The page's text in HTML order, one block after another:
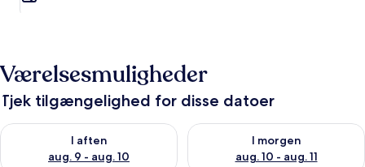
Værelsesmuligheder
Tjek tilgængelighed for disse datoer
I aften
aug. 9 - aug. 10
Tjek tilgængelighed for i aften aug. 9 - aug. 10
I morgen
aug. 10 - aug. 11
Tjek tilgængelighed for i